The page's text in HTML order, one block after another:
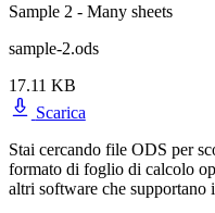
Sample 2 - Many sheets
sample-2.ods
17.11 KB
Scarica
Stai cercando file ODS per
formato di foglio di calcolo
altri software che supportano